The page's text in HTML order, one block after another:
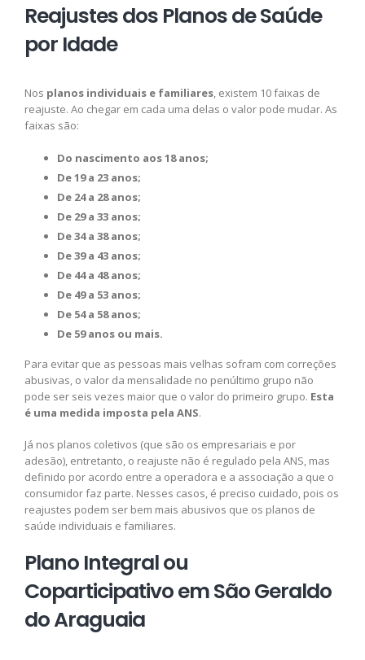
Reajustes dos Planos de Saúde
por Idade
Nos planos individuais e familiares, existem 10 faixas de
reajuste. Ao chegar em cada uma delas o valor pode mudar. As
faixas são:
Do nascimento aos 18 anos;
De 19 a 23 anos;
De 24 a 28 anos;
De 29 a 33 anos;
De 34 a 38 anos;
De 39 a 43 anos;
De 44 a 48 anos;
De 49 a 53 anos;
De 54 a 58 anos;
De 59 anos ou mais.
Para evitar que as pessoas mais velhas sofram com correções
abusivas, o valor da mensalidade no penúltimo grupo não
pode ser seis vezes maior que o valor do primeiro grupo. Esta
é uma medida imposta pela ANS.
Já nos planos coletivos (que são os empresariais e por
adesão), entretanto, o reajuste não é regulado pela ANS, mas
definido por acordo entre a operadora e a associação a que o
consumidor faz parte. Nesses casos, é preciso cuidado, pois os
reajustes podem ser bem mais abusivos que os planos de
saúde individuais e familiares.
Plano Integral ou
Coparticipativo em São Geraldo
do Araguaia